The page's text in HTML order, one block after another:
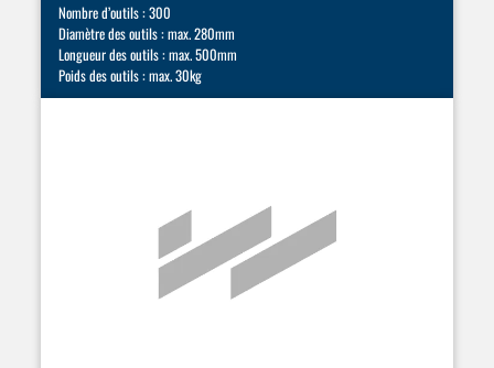
Nombre d’outils : 300
Diamètre des outils : max. 280mm
Longueur des outils : max. 500mm
Poids des outils : max. 30kg